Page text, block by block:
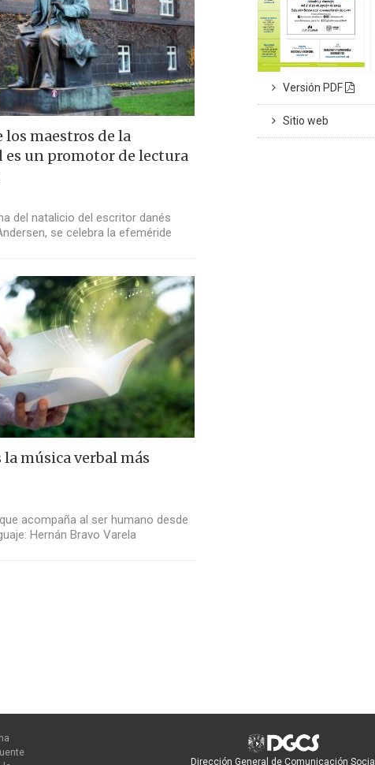
los maestros de la
es un promotor de lectura
del natalicio del escritor danés
se celebra la efeméride
la música verbal más
acompaña al ser humano desde
Hernán Bravo Varela
Versión PDF
Sitio web
Dirección General de Comunicación Social